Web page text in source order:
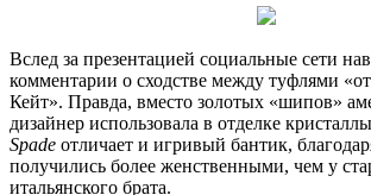
Вслед за презентацией социальные сети
комментарии о сходстве между туфлями
Кейт». Правда, вместо золотых «шипов»
дизайнер использовала в отделке
Spade отличает и игривый бантик,
получились более женственными, чем у
итальянского брата.